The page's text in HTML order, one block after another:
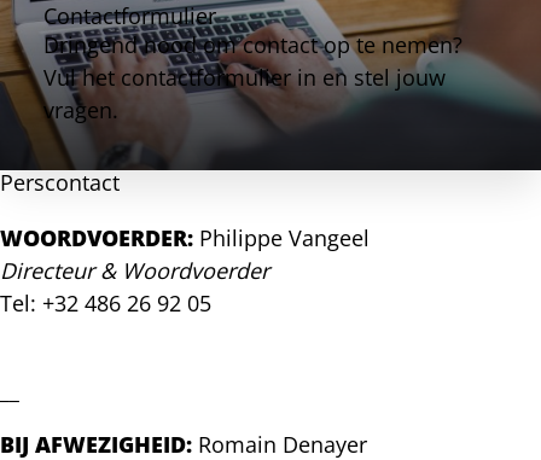
Contactformulier
Dringend nood om contact op te nemen?
Vul het contactformulier in en stel jouw
vragen.
Perscontact
WOORDVOERDER: Philippe Vangeel
Directeur & Woordvoerder
Tel: +32 486 26 92 05
BIJ AFWEZIGHEID: Romain Denayer